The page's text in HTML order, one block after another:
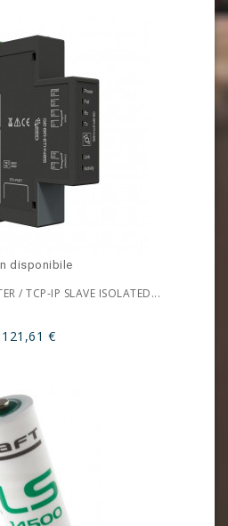
disponibile
/ TCP-IP SLAVE ISOLATED...
121,61 €